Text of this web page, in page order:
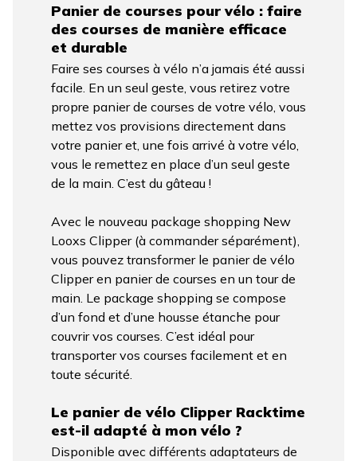
Panier de courses pour vélo : faire
des courses de manière efficace
et durable
Faire ses courses à vélo n’a jamais été aussi
facile. En un seul geste, vous retirez votre
propre panier de courses de votre vélo, vous
mettez vos provisions directement dans
votre panier et, une fois arrivé à votre vélo,
vous le remettez en place d’un seul geste
de la main. C’est du gâteau !
Avec le nouveau package shopping New
Looxs Clipper (à commander séparément),
vous pouvez transformer le panier de vélo
Clipper en panier de courses en un tour de
main. Le package shopping se compose
d’un fond et d’une housse étanche pour
couvrir vos courses. C’est idéal pour
transporter vos courses facilement et en
toute sécurité.
Le panier de vélo Clipper Racktime
est-il adapté à mon vélo ?
Disponible avec différents adaptateurs de